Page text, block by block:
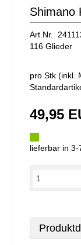
Shimano
Art.Nr.
116 Glieder
pro Stk (inkl.
49,95
lieferbar in 3-